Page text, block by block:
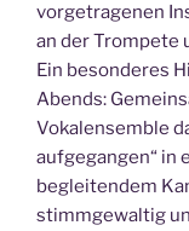
vorgetragenen
an der Trompete
Ein besonderes
Abends:
Vokalensemble
aufgegangen“ in
begleitendem
stimmgewaltig